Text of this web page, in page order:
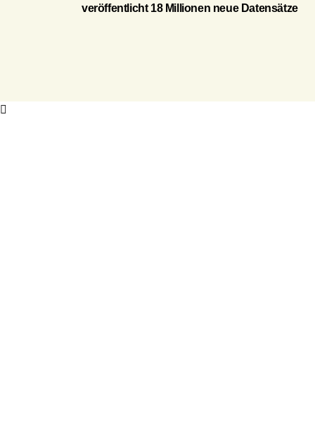
veröffentlicht 18 Millionen neue Datensätze